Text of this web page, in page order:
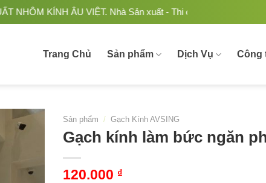
VIỆT. Nhà Sản xuất - Thi công Nhôm kính uy tín, chất lượng
Trang Chủ Sản phẩm Dịch Vụ Công
Sản phẩm / Gạch Kính AVSING
Gạch kính làm bức ngăn
120.000 ₫